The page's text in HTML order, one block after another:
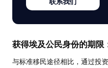
获得埃及公民身份的期
与标准移民途径相比，通过投